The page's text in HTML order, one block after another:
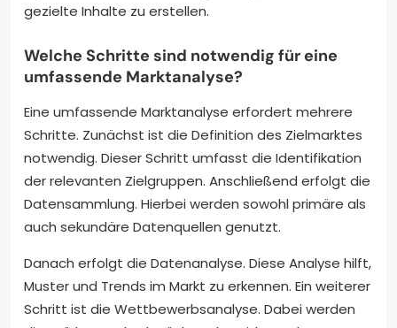
gezielte Inhalte zu erstellen.
Welche Schritte sind notwendig für eine
umfassende Marktanalyse?
Eine umfassende Marktanalyse erfordert mehrere
Schritte. Zunächst ist die Definition des Zielmarktes
notwendig. Dieser Schritt umfasst die Identifikation
der relevanten Zielgruppen. Anschließend erfolgt die
Datensammlung. Hierbei werden sowohl primäre als
auch sekundäre Datenquellen genutzt.
Danach erfolgt die Datenanalyse. Diese Analyse hilft,
Muster und Trends im Markt zu erkennen. Ein weiterer
Schritt ist die Wettbewerbsanalyse. Dabei werden